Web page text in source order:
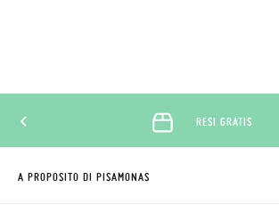
RESI GRATIS
A PROPOSITO DI PISAMONAS